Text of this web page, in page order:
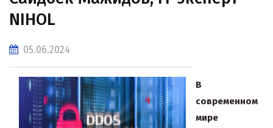
NIHOL
05.06.2024
В
современном
мире